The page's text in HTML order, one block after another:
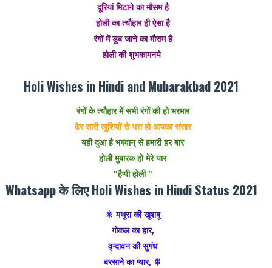
दूरियां मिटाने का मौसम है
होली का त्यौहार ही ऐसा है
रंगों में डूब जाने का मौसम है
होली की शुभकामनये
Holi Wishes in Hindi and Mubarakbad 2021
रंगों के त्यौहार में सभी रंगों की हो भरमार
ढेर सारी खुशियों से भरा हो आपका संसार
यही दुआ है भगवान् से हमारी हर बार
होली मुबारक हो मेरे यार
"हैप्पी होली "
Whatsapp के लिए Holi Wishes in Hindi Status 2021
🎇 मथुरा की खुशबू
गोकल का हार,
वृन्दावन की सुगंध
बरसाने का प्यार, 🎇